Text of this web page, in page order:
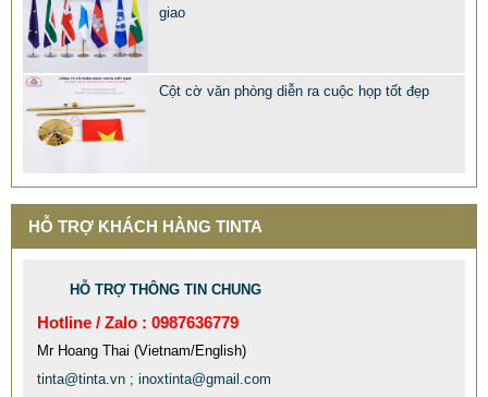
BAY TẠI TPHCM THƯƠNG HIỆU TINTA
9.577.900 VNĐ9.757.900 VNĐ
Mẫu: MAU XE DAY INOX 304 GIA RE
giao
Cột cờ văn phòng diễn ra cuộc họp tốt đẹp
HỖ TRỢ KHÁCH HÀNG TINTA
HỖ TRỢ THÔNG TIN CHUNG
Hotline / Zalo : 0987636779
Mr Hoang Thai (Vietnam/English)
tinta@tinta.vn ; inoxtinta@gmail.com